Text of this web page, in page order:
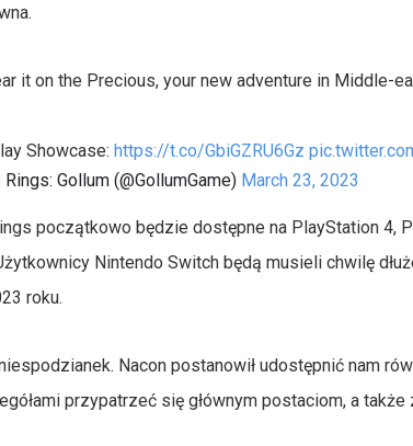
it on the Precious, your new adventure in Middle-
Showcase: https://t.co/GbiGZRU6Gz
Gollum (@GollumGame) March 23, 2023
początkowo będzie dostępne na PlayStation 4,
Nintendo Switch będą musieli chwilę
roku.
Nacon postanowił udostępnić nam
przypatrzeć się głównym postaciom, a także